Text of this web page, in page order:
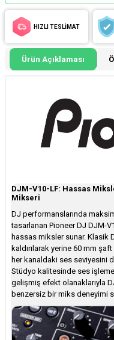
HIZLI TESLİMAT
Ürün Açıklaması
DJM-V10-LF: Hassas
Mikseri
DJ performanslarında
tasarlanan Pioneer DJ DJM-
hassas miksler sunar. Klasik
kaldırılarak yerine 60 mm
her kanaldaki ses seviyesini
Stüdyo kalitesinde ses
gelişmiş efekt olanaklarıyla
benzersiz bir miks deneyimi